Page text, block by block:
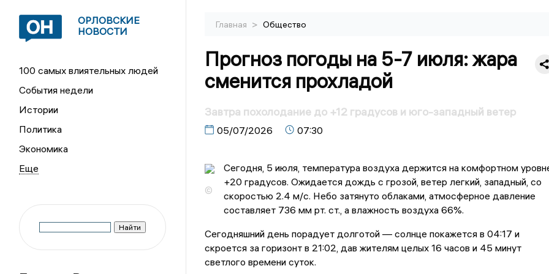
ОРЛОВСКИЕ
НОВОСТИ
100 самых влиятельных людей
События недели
Истории
Политика
Экономика
Главная > Общество
Прогноз погоды на 5-7 июля: жара
сменится прохладой
Завтра похолодание до +12 градусов и юго-западный ветер
05/07/2026 07:30
©
Сегодня, 5 июля, температура воздуха держится на комфортном
+20 градусов. Ожидается дождь с грозой, ветер легкий, западный, со
скоростью 2.4 м/с. Небо затянуто облаками, атмосферное давление
составляет 736 мм рт. ст., а влажность воздуха 66%.
Сегодняшний день порадует долготой — солнце покажется в 04:17 и
скроется за горизонт в 21:02, дав жителям целых 16 часов и 45 минут
светлого времени суток.